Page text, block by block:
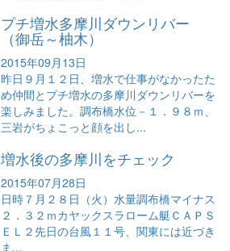
プチ増水多摩川ダウンリバー
（御岳～柚木）
2015年09月13日
昨日９月１２日、増水で仕事がなかったた
め仲間とプチ増水の多摩川ダウンリバーを
楽しみました。調布橋水位－１．９８ｍ、
三岩がちょこっと顔を出し...
増水後の多摩川をチェック
2015年07月28日
日時７月２８日（火）水量調布橋マイナス
２．３２ｍカヤックスラローム艇ＣＡＰＳ
ＥＬ２先日の台風１１号、関東には近づき
ま...